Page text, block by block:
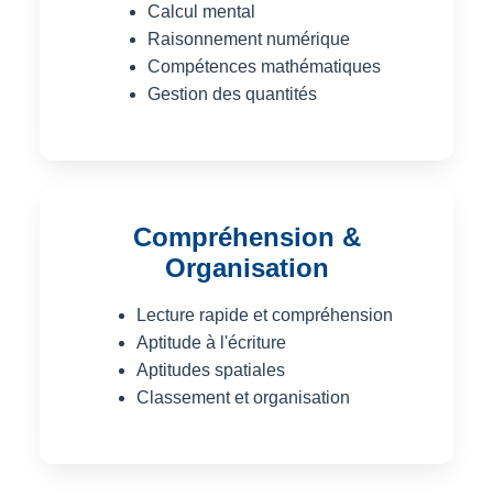
Calcul mental
Raisonnement numérique
Compétences mathématiques
Gestion des quantités
Compréhension &
Organisation
Lecture rapide et compréhension
Aptitude à l'écriture
Aptitudes spatiales
Classement et organisation